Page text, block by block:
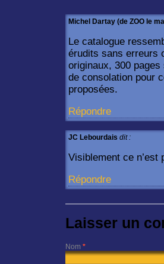
Michel Dartay (de ZOO le
Le catalogue
érudits sans erreurs
originaux, 300
de consolation pour
proposées.
Répondre
JC Lebourdais dit :
Visiblement ce n’est
Répondre
Laisser un
Nom *